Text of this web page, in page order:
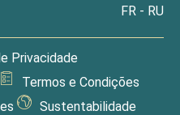
FR - RU
Privacidade
Termos e Condições
Sustentabilidade